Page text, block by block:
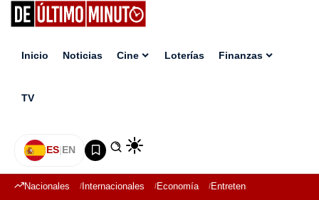
Inicio Noticias Cine Loterías Finanzas
TV
ES|EN
Nacionales Internacionales Economía Entretenimiento